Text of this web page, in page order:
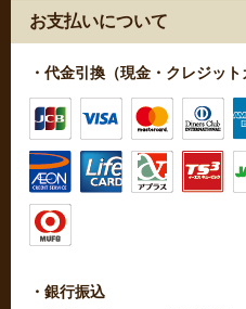
お支払いについて
・代金引換（現金・クレジット
・銀行振込